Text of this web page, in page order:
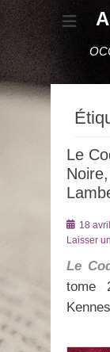
Le
Posté
le
18
Laisser
Le
tome